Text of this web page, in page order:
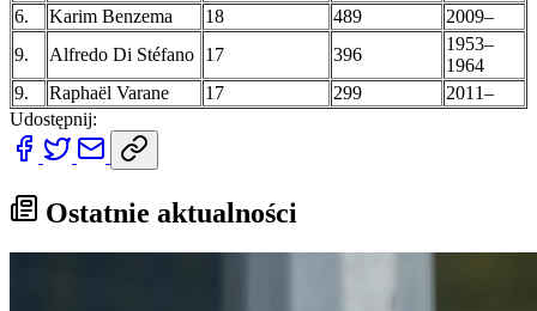
6.
Karim Benzema 18 489
2009–
9.
Alfredo Di Stéfano 17 396
1953–
1964
9.
Raphaël Varane 17 299
2011–
Udostępnij:
Ostatnie aktualności